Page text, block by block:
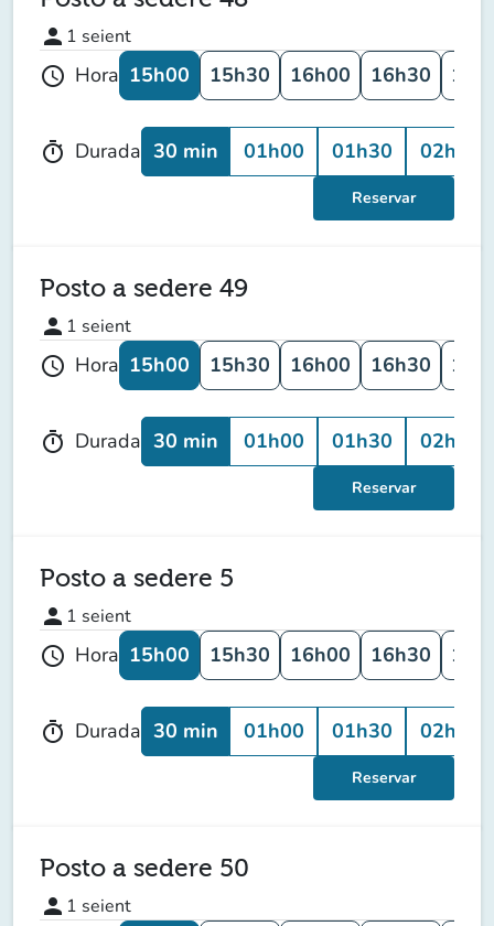
person 1 seient
schedule Hora 15h00 15h30 16h00 16h30
timer Durada 30 min 01h00 01h30 02h00
Reservar
Posto a sedere 49
person 1 seient
schedule Hora 15h00 15h30 16h00 16h30
timer Durada 30 min 01h00 01h30 02h00
Reservar
Posto a sedere 5
person 1 seient
schedule Hora 15h00 15h30 16h00 16h30
timer Durada 30 min 01h00 01h30 02h00
Reservar
Posto a sedere 50
person 1 seient